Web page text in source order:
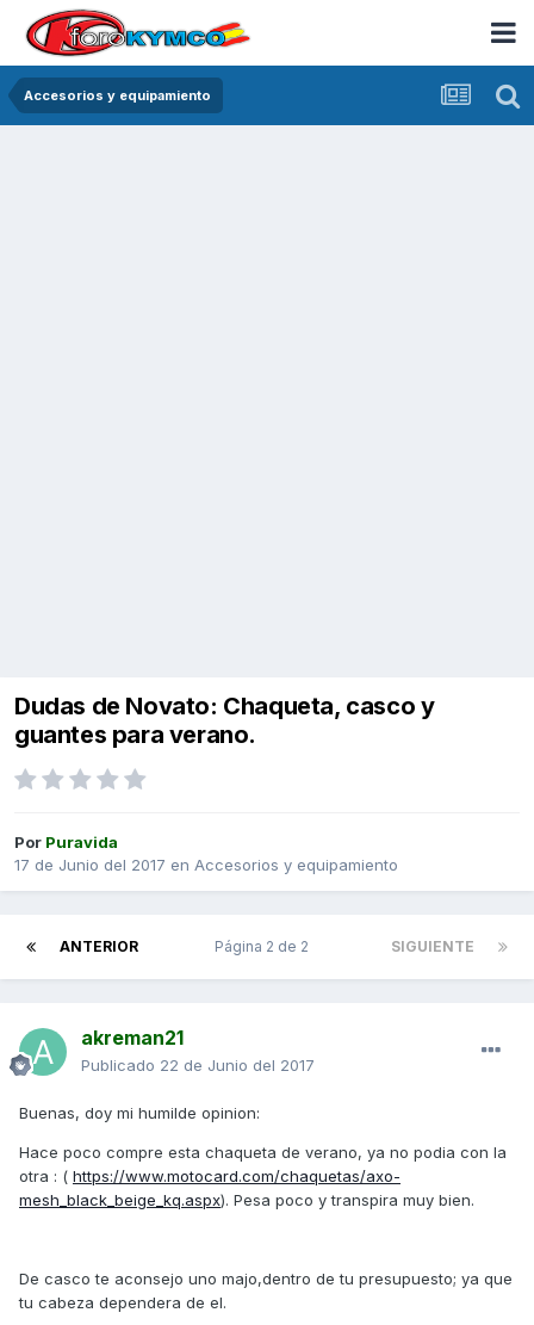
Accesorios y equipamiento
Dudas de Novato: Chaqueta, casco y
guantes para verano.
Por Puravida
17 de Junio del 2017 en Accesorios y equipamiento
ANTERIOR SIGUIENTE
Página 2 de 2
akreman21
Publicado 22 de Junio del 2017
Buenas, doy mi humilde opinion:
Hace poco compre esta chaqueta de verano, ya no podia con la
otra : ( https://www.motocard.com/chaquetas/axo-
mesh_black_beige_kq.aspx). Pesa poco y transpira muy bien.
De casco te aconsejo uno majo,dentro de tu presupuesto; ya que
tu cabeza dependera de el.